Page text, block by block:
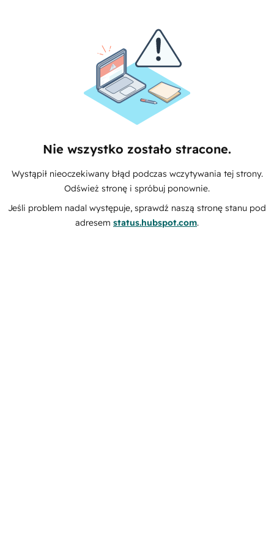
Nie wszystko zostało stracone.
Wystąpił nieoczekiwany błąd podczas wczytywania tej strony.
Odśwież stronę i spróbuj ponownie.
Jeśli problem nadal występuje, sprawdź naszą stronę stanu pod
adresem status.hubspot.com.